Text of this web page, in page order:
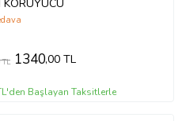
KORUYUCU
TL 1340,00 TL
Başlayan Taksitlerle